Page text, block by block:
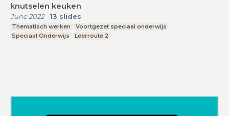
knutselen keuken
June 2022- 13 slides
Thematisch werken
Voortgezet speciaal onderwijs
Speciaal Onderwijs
Leerroute 2